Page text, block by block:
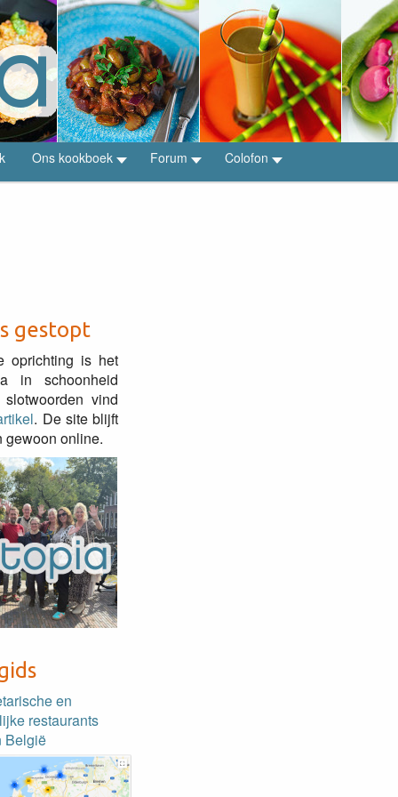
Ons kookboek Forum Colofon
gestopt
oprichting is het
in schoonheid
vind
. De site blijft
gewoon online.
en
restaurants
België